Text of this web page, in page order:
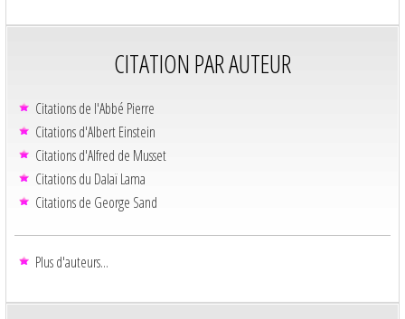
CITATION PAR AUTEUR
Citations de l'Abbé Pierre
Citations d'Albert Einstein
Citations d'Alfred de Musset
Citations du Dalaï Lama
Citations de George Sand
Plus d'auteurs...